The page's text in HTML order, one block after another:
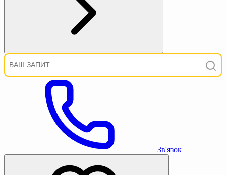
Зв'язок